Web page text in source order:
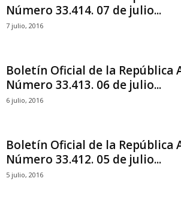
Número 33.414. 07 de julio...
7 julio, 2016
Boletín Oficial de la República
Número 33.413. 06 de julio...
6 julio, 2016
Boletín Oficial de la República
Número 33.412. 05 de julio...
5 julio, 2016